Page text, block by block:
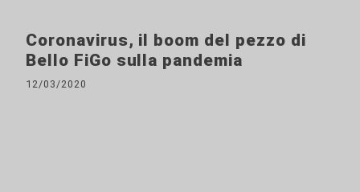
Coronavirus, il boom del pezzo di
Bello FiGo sulla pandemia
12/03/2020